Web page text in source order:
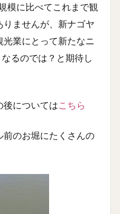
模に比べてこれまで観
ませんが、新ナゴヤ
業にとって新たなニ
るのでは？と期待し
後については こちら
のお堀にたくさんの